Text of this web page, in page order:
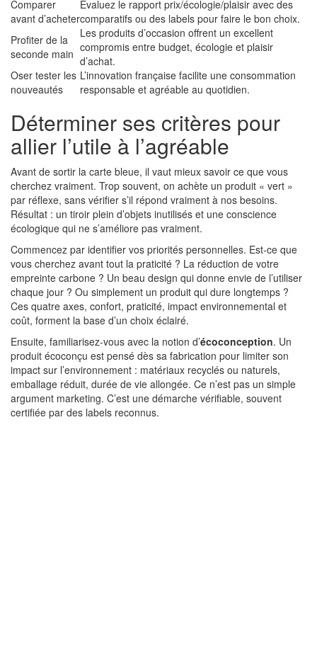
Comparer
avant d’acheter
Évaluez le rapport prix/écologie/plaisir avec des
comparatifs ou des labels pour faire le bon choix.
Profiter de la
seconde main
Les produits d’occasion offrent un excellent
compromis entre budget, écologie et plaisir
d’achat.
Oser tester les
nouveautés
L’innovation française facilite une consommation
responsable et agréable au quotidien.
Déterminer ses critères pour
allier l’utile à l’agréable
Avant de sortir la carte bleue, il vaut mieux savoir ce que vous
cherchez vraiment. Trop souvent, on achète un produit « vert »
par réflexe, sans vérifier s’il répond vraiment à nos besoins.
Résultat : un tiroir plein d’objets inutilisés et une conscience
écologique qui ne s’améliore pas vraiment.
Commencez par identifier vos priorités personnelles. Est-ce que
vous cherchez avant tout la praticité ? La réduction de votre
empreinte carbone ? Un beau design qui donne envie de l’utiliser
chaque jour ? Ou simplement un produit qui dure longtemps ?
Ces quatre axes, confort, praticité, impact environnemental et
coût, forment la base d’un choix éclairé.
Ensuite, familiarisez-vous avec la notion d’écoconception. Un
produit écoconçu est pensé dès sa fabrication pour limiter son
impact sur l’environnement : matériaux recyclés ou naturels,
emballage réduit, durée de vie allongée. Ce n’est pas un simple
argument marketing. C’est une démarche vérifiable, souvent
certifiée par des labels reconnus.